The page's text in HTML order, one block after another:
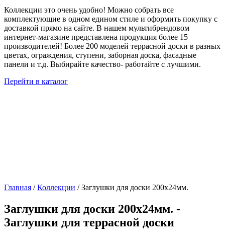
Коллекции это очень удобно! Можно собрать все
комплектующие в одном едином стиле и оформить покупку с
доставкой прямо на сайте. В нашем мультибрендовом
интернет-магазине представлена продукция более 15
производителей! Более 200 моделей террасной доски в разных
цветах, ограждения, ступени, заборная доска, фасадные
панели и т.д. Выбирайте качество- работайте с лучшими.
Перейти в каталог
Главная /Коллекции / Заглушки для доски 200x24мм.
Заглушки для доски 200x24мм. -
Заглушки для террасной доски